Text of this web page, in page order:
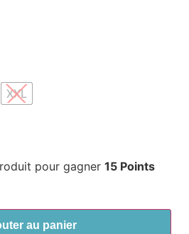
XXL
pour gagner 15 Points
au panier